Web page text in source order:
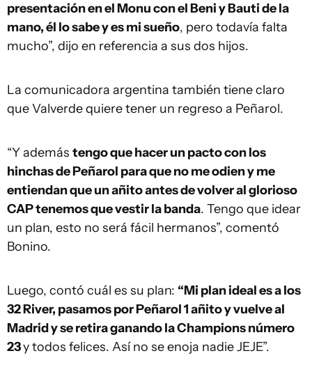
presentación en el Monu con el Beni y Bauti de la
mano, él lo sabe y es mi sueño, pero todavía falta
mucho”, dijo en referencia a sus dos hijos.
La comunicadora argentina también tiene claro
que Valverde quiere tener un regreso a Peñarol.
“Y además tengo que hacer un pacto con los
hinchas de Peñarol para que no me odien y me
entiendan que un añito antes de volver al glorioso
CAP tenemos que vestir la banda. Tengo que idear
un plan, esto no será fácil hermanos”, comentó
Bonino.
Luego, contó cuál es su plan: “Mi plan ideal es a los
32 River, pasamos por Peñarol 1 añito y vuelve al
Madrid y se retira ganando la Champions número
23y todos felices. Así no se enoja nadie JEJE”.